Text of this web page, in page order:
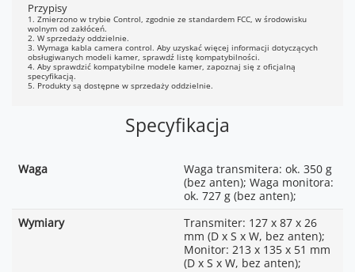
Przypisy
1. Zmierzono w trybie Control, zgodnie ze standardem FCC, w środowisku
wolnym od zakłóceń.
2. W sprzedaży oddzielnie.
3. Wymaga kabla camera control. Aby uzyskać więcej informacji dotyczących
obsługiwanych modeli kamer, sprawdź listę kompatybilności.
4. Aby sprawdzić kompatybilne modele kamer, zapoznaj się z oficjalną
specyfikacją.
5. Produkty są dostępne w sprzedaży oddzielnie.
Specyfikacja
Waga
Waga transmitera: ok. 350 g
(bez anten); Waga monitora:
ok. 727 g (bez anten);
Wymiary
Transmiter: 127 x 87 x 26
mm (D x S x W, bez anten);
Monitor: 213 x 135 x 51 mm
(D x S x W, bez anten);